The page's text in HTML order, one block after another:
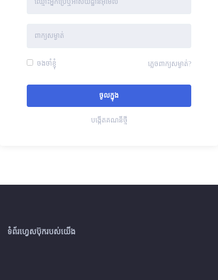
ចងចាំខ្ញុំ ភ្លេចពាក្យសម្ងាត់?
បង្កើតគណនីថ្មី
ទំព័រហ្វេសប៊ុករបស់យើង